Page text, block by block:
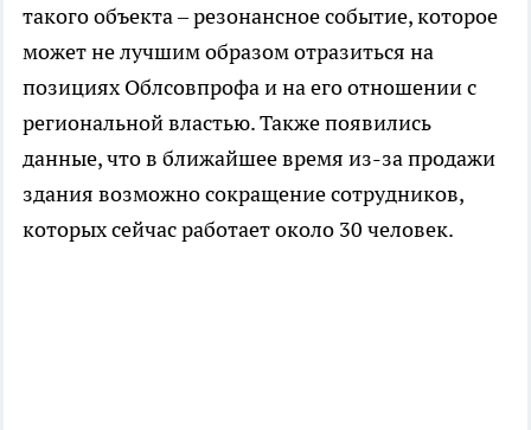
такого объекта – резонансное событие, которое
может не лучшим образом отразиться на
позициях Облсовпрофа и на его отношении с
региональной властью. Также появились
данные, что в ближайшее время из-за продажи
здания возможно сокращение сотрудников,
которых сейчас работает около 30 человек.